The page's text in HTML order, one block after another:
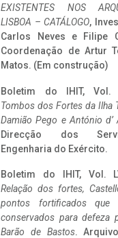
EXISTENTES NOS
LISBOA – CATÁLOGO,
Carlos Neves e Filipe
Coordenação de Artur
Matos. (Em construção)
Boletim do IHIT, Vol.
Tombos dos Fortes da Ilha
Damião Pego e António d’
Direcção dos
Engenharia do Exército.
Boletim do IHIT, Vol.
Relação dos fortes,
pontos fortificados que
conservados para defeza
Barão de Bastos.